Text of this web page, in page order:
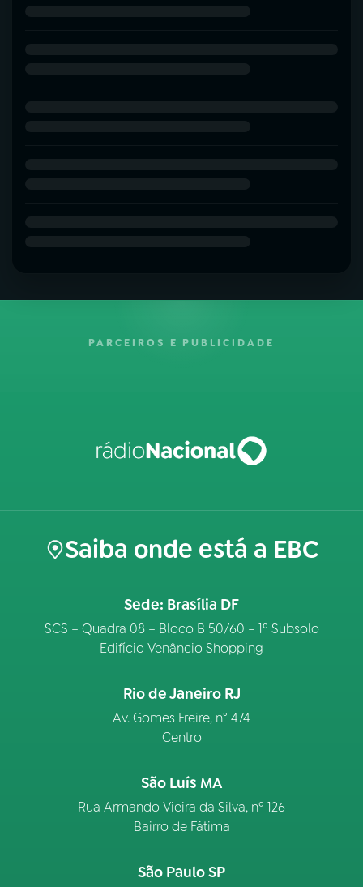
PARCEIROS E PUBLICIDADE
Saiba onde está a EBC
Sede: Brasília DF
SCS – Quadra 08 – Bloco B 50/60 – 1º Subsolo
Edifício Venâncio Shopping
Rio de Janeiro RJ
Av. Gomes Freire, n° 474
Centro
São Luís MA
Rua Armando Vieira da Silva, nº 126
Bairro de Fátima
São Paulo SP